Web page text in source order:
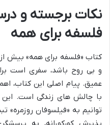
نکات برجسته و
فلسفه برای همه
کتاب «فلسفه برای همه» بیش
و بی روح باشد، سفری است
عمیق. پیام اصلی این کتاب،
با چالش های زندگی است. این
توانیم به «فیلسوفان